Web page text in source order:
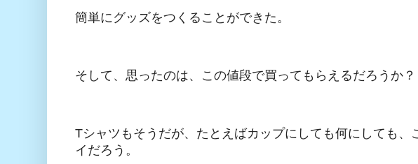
簡単にグッズをつくることができた。
そして、思ったのは、この値段で買ってもらえるだろうか？
Tシャツもそうだが、たとえばカップにしても何にしても
イだろう。